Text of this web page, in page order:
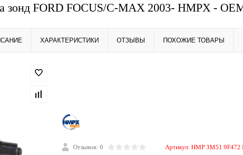
зонд FORD FOCUS/C-MAX 2003- HMPX -
ХАРАКТЕРИСТИКИ ОТЗЫВЫ ПОХОЖИЕ ТОВАРЫ
Отзывов: 0 Артикул: HMP 3M51 9F472